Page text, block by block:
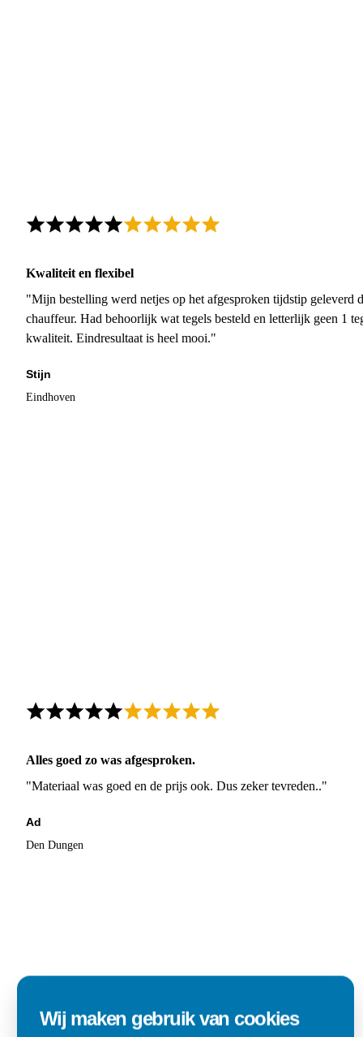
Kwaliteit en flexibel
"Mijn bestelling werd netjes op het afgesproken tijdstip geleverd
chauffeur. Had behoorlijk wat tegels besteld en letterlijk geen 1
kwaliteit. Eindresultaat is heel mooi."
Stijn
Eindhoven
Alles goed zo was afgesproken.
"Materiaal was goed en de prijs ook. Dus zeker tevreden.."
Ad
Den Dungen
Wij maken gebruik van cookies